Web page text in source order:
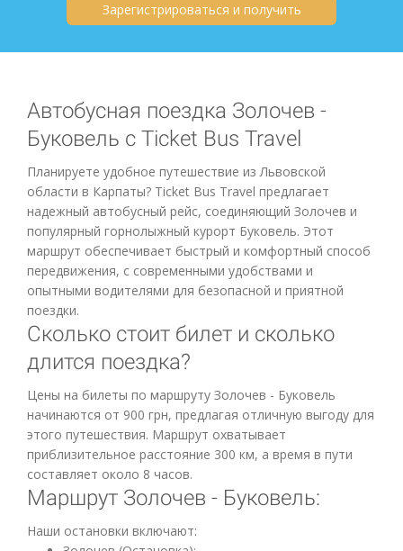
Зарегистрироваться и получить
Автобусная поездка Золочев -
Буковель с Ticket Bus Travel
Планируете удобное путешествие из Львовской
области в Карпаты? Ticket Bus Travel предлагает
надежный автобусный рейс, соединяющий Золочев и
популярный горнолыжный курорт Буковель. Этот
маршрут обеспечивает быстрый и комфортный способ
передвижения, с современными удобствами и
опытными водителями для безопасной и приятной
поездки.
Сколько стоит билет и сколько
длится поездка?
Цены на билеты по маршруту Золочев - Буковель
начинаются от 900 грн, предлагая отличную выгоду для
этого путешествия. Маршрут охватывает
приблизительное расстояние 300 км, а время в пути
составляет около 8 часов.
Маршрут Золочев - Буковель:
Наши остановки включают: